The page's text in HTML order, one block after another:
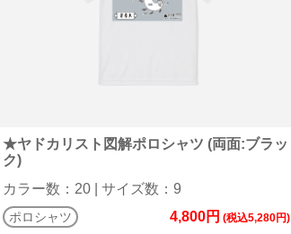
★ヤドカリスト図解ポロシャツ (両面:ブラッ
ク)
カラー数：20 | サイズ数：9
ポロシャツ 4,800円 (税込5,280円)